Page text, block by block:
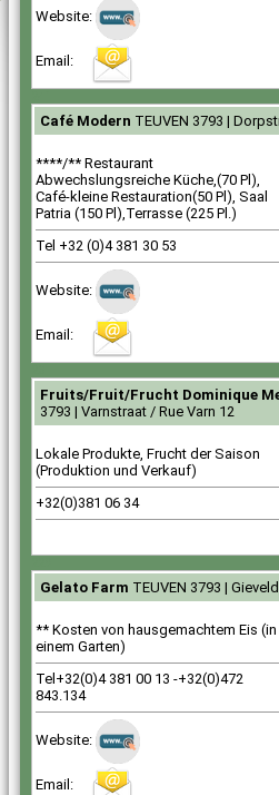
Website:
Email:
Café Modern TEUVEN 3793 |
****/** Restaurant
Abwechslungsreiche Küche,(70 Pl),
Café-kleine Restauration(50 Pl), Saal
Patria (150 Pl),Terrasse (225 Pl.)
Tel +32 (0)4 381 30 53
Website:
Email:
Fruits/Fruit/Frucht Dominique
3793 | Varnstraat / Rue Varn 12
Lokale Produkte, Frucht der Saison
(Produktion und Verkauf)
+32(0)381 06 34
Gelato Farm TEUVEN 3793 |
** Kosten von hausgemachtem Eis (in
einem Garten)
Tel+32(0)4 381 00 13 -+32(0)472
843.134
Website:
Email: